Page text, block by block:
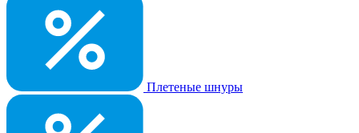
Плетеные шнуры